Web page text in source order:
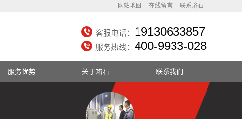
网站地图 在线留言 联系珞石
客服电话： 19130633857
服务热线： 400-9933-028
服务优势 关于珞石 联系我们